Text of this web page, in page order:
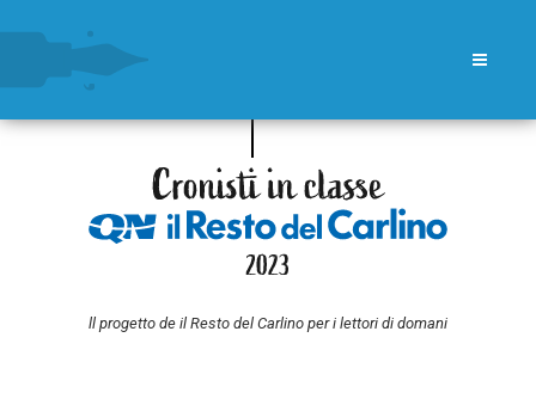
ll progetto de il Resto del Carlino per i lettori di domani